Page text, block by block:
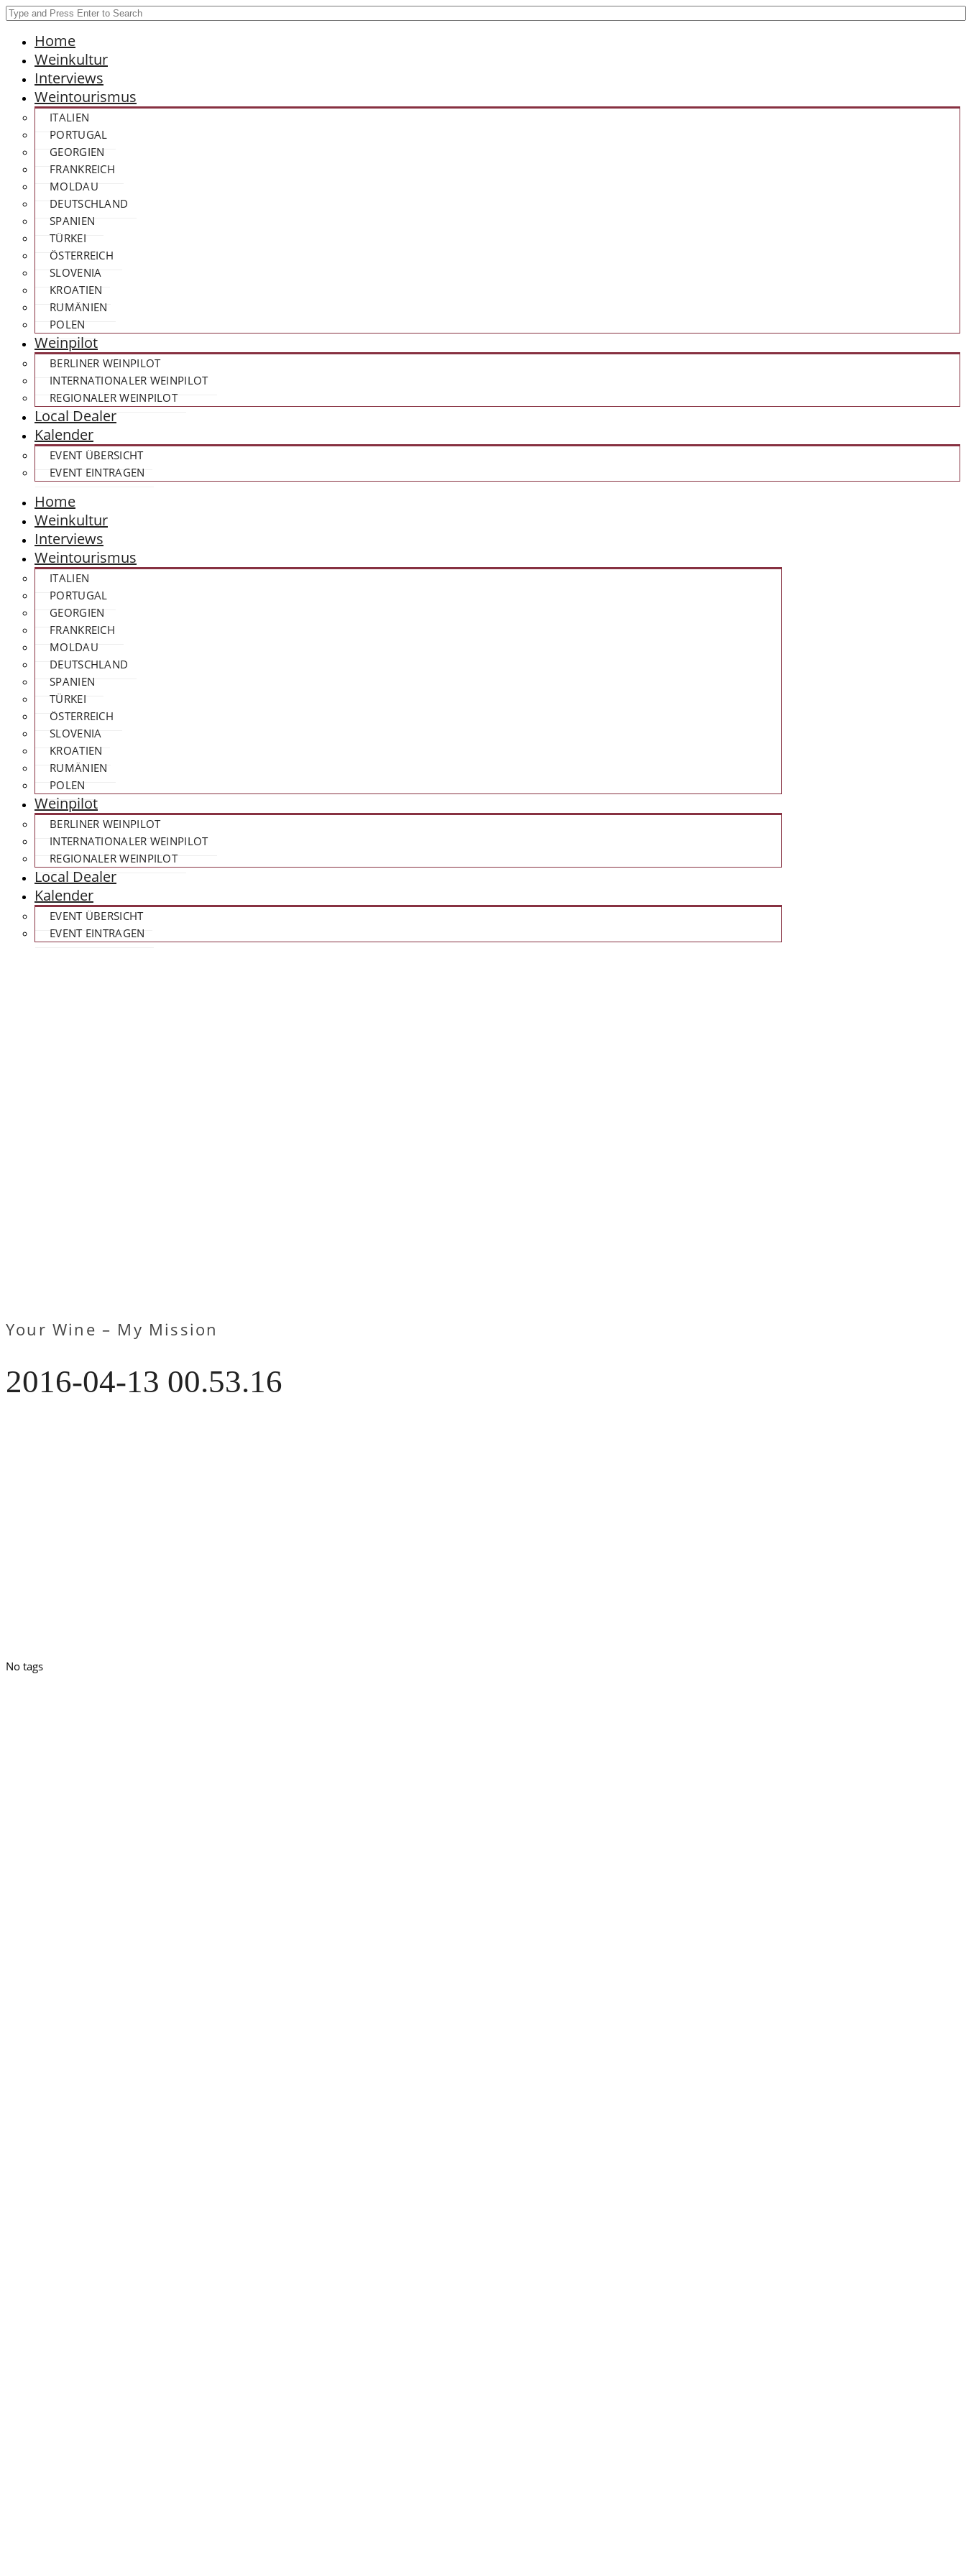
Home
Weinkultur
Interviews
Weintourismus
ITALIEN
PORTUGAL
GEORGIEN
FRANKREICH
MOLDAU
DEUTSCHLAND
SPANIEN
TÜRKEI
ÖSTERREICH
SLOVENIA
KROATIEN
RUMÄNIEN
POLEN
Weinpilot
BERLINER WEINPILOT
INTERNATIONALER WEINPILOT
REGIONALER WEINPILOT
Local Dealer
Kalender
EVENT ÜBERSICHT
EVENT EINTRAGEN
Home
Weinkultur
Interviews
Weintourismus
ITALIEN
PORTUGAL
GEORGIEN
FRANKREICH
MOLDAU
DEUTSCHLAND
SPANIEN
TÜRKEI
ÖSTERREICH
SLOVENIA
KROATIEN
RUMÄNIEN
POLEN
Weinpilot
BERLINER WEINPILOT
INTERNATIONALER WEINPILOT
REGIONALER WEINPILOT
Local Dealer
Kalender
EVENT ÜBERSICHT
EVENT EINTRAGEN
Your Wine – My Mission
2016-04-13 00.53.16
No tags